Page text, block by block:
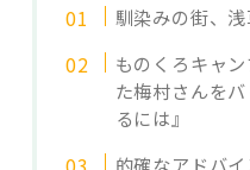
馴染みの街、
ものくろキャ
た梅村さんを
るには』
的確なアドバ